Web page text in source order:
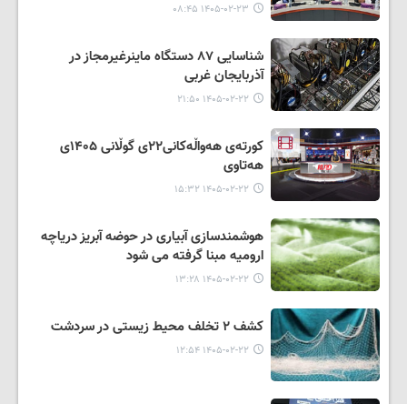
۱۴۰۵-۰۲-۲۳ ۰۸:۴۵
شناسایی ٨٧ دستگاه ماینرغیرمجاز در
آذربایجان غربی
۱۴۰۵-۰۲-۲۲ ۲۱:۵۰
کورتەی هەواڵەکانی۲۲ی گوڵانی ۱۴۰۵ی
هەتاوی
۱۴۰۵-۰۲-۲۲ ۱۵:۳۲
هوشمندسازی آبیاری در حوضه آبریز دریاچه
ارومیه مبنا گرفته می شود
۱۴۰۵-۰۲-۲۲ ۱۳:۲۸
کشف ٢ تخلف محیط زیستی در سردشت
۱۴۰۵-۰۲-۲۲ ۱۲:۵۴